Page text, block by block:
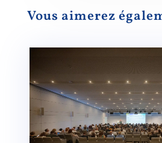
Vous aimerez